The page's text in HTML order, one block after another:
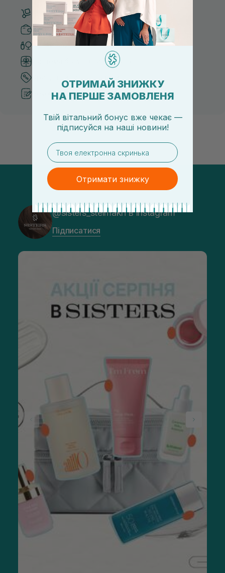
Безкоштовна доставка від 3000 UAH
Безпечні способи оплати
Тільки оригінальна косметика
Система бонусів та лояльності
Кращі ціни та топ товари
Рекомендації від косметологів
@sisters_stelmakh в Instagram
Підписатися
ОТРИМАЙ ЗНИЖКУ
НА ПЕРШЕ ЗАМОВЛЕНЯ
Твій вітальний бонус вже чекає —
підписуйся на наші новини!
email
Отримати знижку